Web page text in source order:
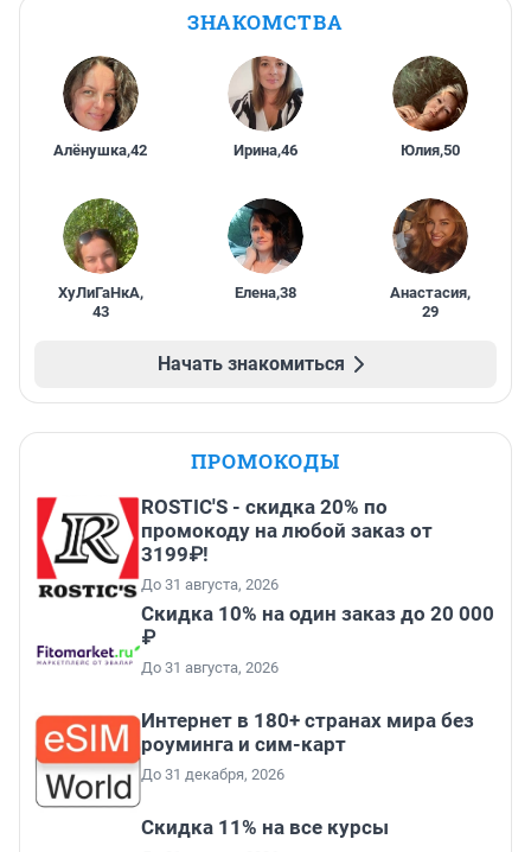
ЗНАКОМСТВА
Алёнушка,42 Ирина,46 Юлия,50
ХуЛиГаНкА,
43
Елена,38 Анастасия,
29
Начать знакомиться
ПРОМОКОДЫ
ROSTIC'S - скидка 20% по
промокоду на любой заказ от
3199₽!
До 31 августа, 2026
Скидка 10% на один заказ до 20 000
₽
До 31 августа, 2026
Интернет в 180+ странах мира без
роуминга и сим-карт
До 31 декабря, 2026
Скидка 11% на все курсы